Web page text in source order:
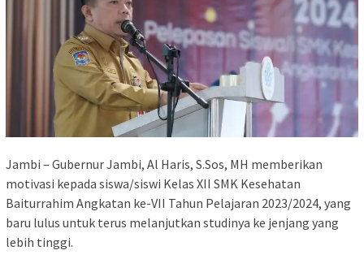
Jambi – Gubernur Jambi, Al Haris, S.Sos, MH memberikan
motivasi kepada siswa/siswi Kelas XII SMK Kesehatan
Baiturrahim Angkatan ke-VII Tahun Pelajaran 2023/2024, yang
baru lulus untuk terus melanjutkan studinya ke jenjang yang
lebih tinggi.